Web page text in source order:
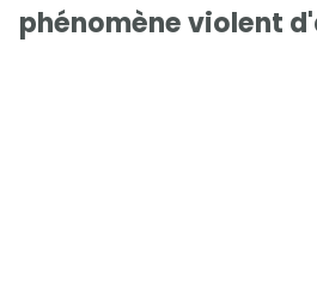
phénomène violent